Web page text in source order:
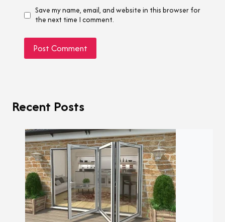
Save my name, email, and website in this browser for
the next time I comment.
Recent Posts